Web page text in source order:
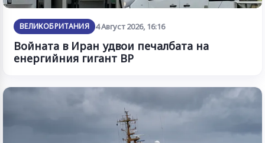
ВЕЛИКОБРИТАНИЯ 4 Август 2026, 16:16
Войната в Иран удвои печалбата на
енергийния гигант BP